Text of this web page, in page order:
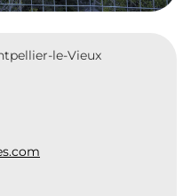
le-Vieux